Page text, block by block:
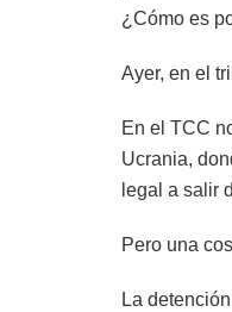
¿Cómo es
Ayer, en el
En el TCC
Ucrania,
legal a salir
Pero una
La